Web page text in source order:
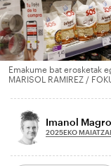
Emakume bat erosketak
MARISOL RAMIREZ /
Imanol
2025EKO